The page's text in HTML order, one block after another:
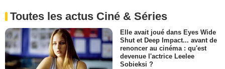
Toutes les actus Ciné & Séries
Elle avait joué dans Eyes Wide
Shut et Deep Impact... avant de
renoncer au cinéma : qu'est
devenue l'actrice Leelee
Sobieksi ?